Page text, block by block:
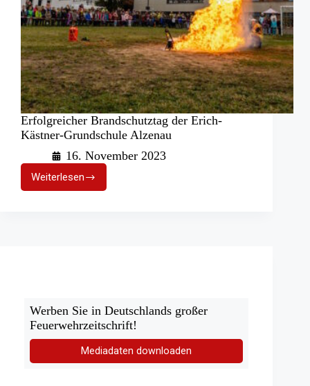
Erfolgreicher Brandschutztag der Erich-
Kästner-Grundschule Alzenau
16. November 2023
WeiterlesenErfolgreicher
Brandschutztag
Werben Sie in Deutschlands großer
Feuerwehrzeitschrift!
Mediadaten downloaden